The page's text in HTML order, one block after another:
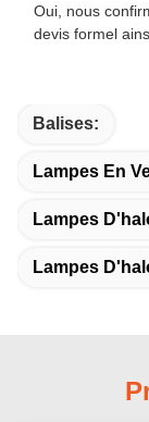
Oui, nous
devis formel
Balises:
Lampes En
Lampes
Lampes